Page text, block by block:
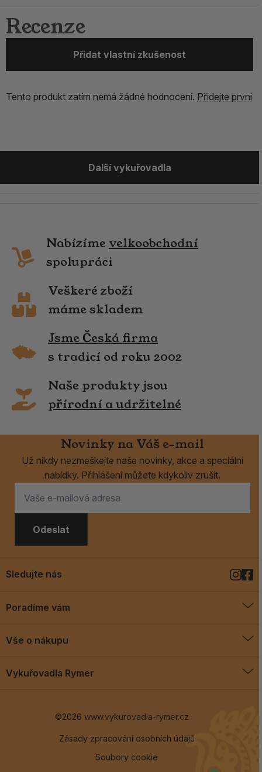
Recenze
Přidat vlastní zkušenost
Tento produkt zatím nemá žádné hodnocení. Přidejte první
Další vykuřovadla
Nabízíme velkoobchodní
spolupráci
Veškeré zboží
máme skladem
Jsme Česká firma
s tradicí od roku 2002
Naše produkty jsou
přírodní a udržitelné
Novinky na Váš e-mail
Už nikdy nezmeškejte naše novinky, akce a speciální
nabídky. Přihlášení můžete kdykoliv zrušit.
Odeslat
Poradíme vám
Blog
Vše o nákupu
Vykuřovadla Rymer
Sledujte nás
©2026 www.vykurovadla-rymer.cz
Zásady zpracování osobních údajů
Soubory cookie